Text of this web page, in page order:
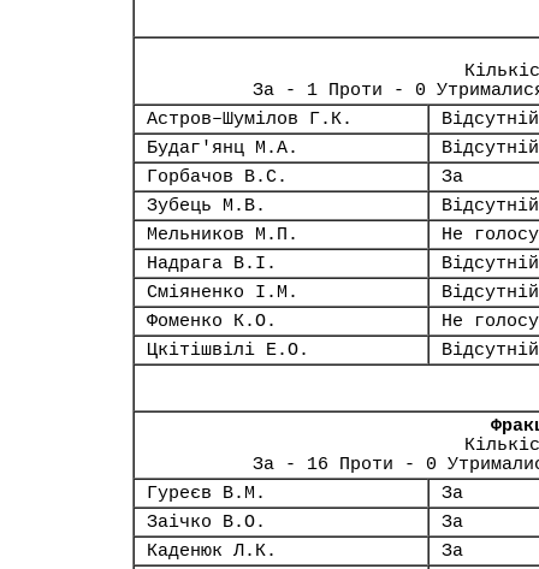
За - 1 Проти - 0
Астров–Шумілов Г.К.
Відсутній
Будаг'янц М.А.
Відсутній
Горбачов В.С.
За
Зубець М.В.
Відсутній
Мельников М.П.
Не
Надрага В.І.
Відсутній
Сміяненко І.М.
Відсутній
Фоменко К.О.
Не
Цкітішвілі Е.О.
Відсутній
За - 16 Проти - 0
Гуреєв В.М.
За
Заічко В.О.
За
Каденюк Л.К.
За